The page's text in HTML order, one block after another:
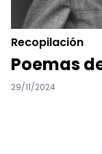
Recopilación
Poemas
29/11/2024